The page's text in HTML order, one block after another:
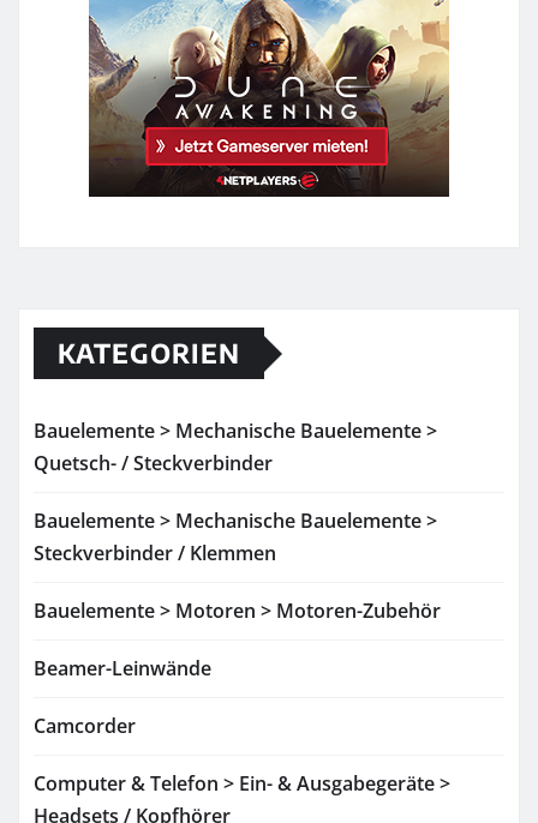
KATEGORIEN
Bauelemente > Mechanische Bauelemente >
Quetsch- / Steckverbinder
Bauelemente > Mechanische Bauelemente >
Steckverbinder / Klemmen
Bauelemente > Motoren > Motoren-Zubehör
Beamer-Leinwände
Camcorder
Computer & Telefon > Ein- & Ausgabegeräte >
Headsets / Kopfhörer